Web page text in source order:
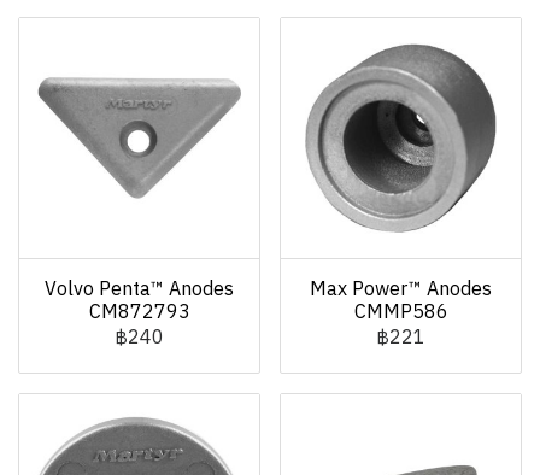
Volvo Penta™ Anodes
CM872793
฿240
Max Power™ Anodes
CMMP586
฿221